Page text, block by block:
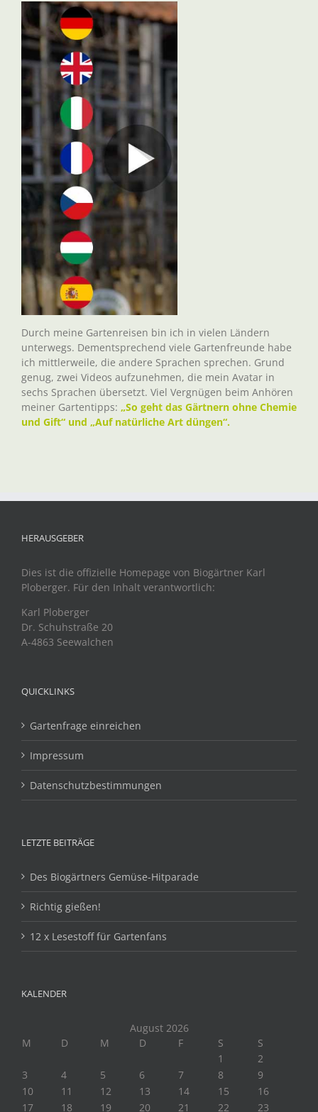
Durch meine Gartenreisen bin ich in vielen Ländern
unterwegs. Dementsprechend viele Gartenfreunde habe
ich mittlerweile, die andere Sprachen sprechen. Grund
genug, zwei Videos aufzunehmen, die mein Avatar in
sechs Sprachen übersetzt. Viel Vergnügen beim Anhören
meiner Gartentipps: „So geht das Gärtnern ohne Chemie
und Gift“ und „Auf natürliche Art düngen“.
HERAUSGEBER
Dies ist die offizielle Homepage von Biogärtner Karl
Ploberger. Für den Inhalt verantwortlich:
Karl Ploberger
Dr. Schuhstraße 20
A-4863 Seewalchen
QUICKLINKS
Gartenfrage einreichen
Impressum
Datenschutzbestimmungen
LETZTE BEITRÄGE
Des Biogärtners Gemüse-Hitparade
Richtig gießen!
12 x Lesestoff für Gartenfans
KALENDER
August 2026
M
D M D F S
S
1
2
3
4 5 6 7 8
9
10
11 12 13 14 15
16
17
18 19 20 21 22 23